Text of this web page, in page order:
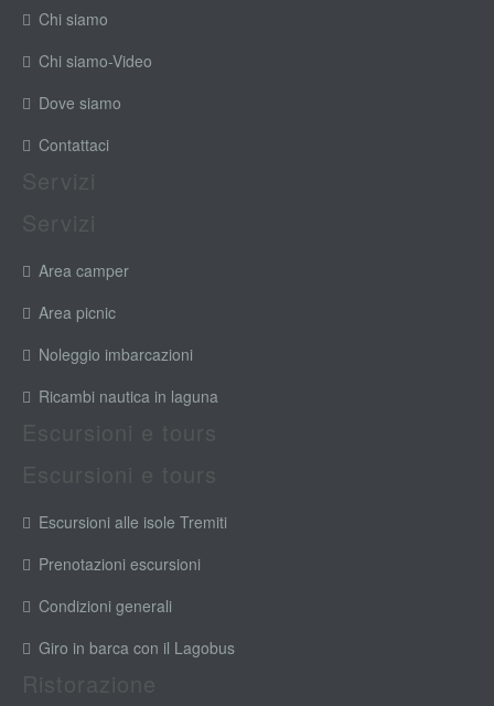
Chi siamo
Chi siamo-Video
Dove siamo
Contattaci
Area camper
Area picnic
Noleggio imbarcazioni
Ricambi nautica in laguna
Escursioni alle isole Tremiti
Prenotazioni escursioni
Condizioni generali
Giro in barca con il Lagobus